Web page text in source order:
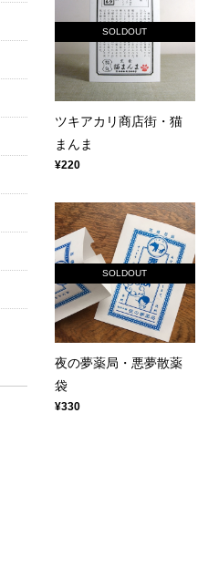
SOLDOUT
ツキアカリ商店街・猫
まんま
¥220
SOLDOUT
夜の夢薬局・悪夢散薬
袋
¥330